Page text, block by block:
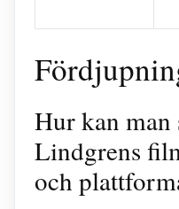
Hur kan
Lindgrens
och